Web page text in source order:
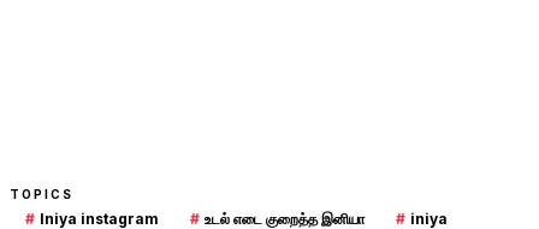
TOPICS
# Iniya instagram # உடல் எடை குறைத்த இனியா # iniya